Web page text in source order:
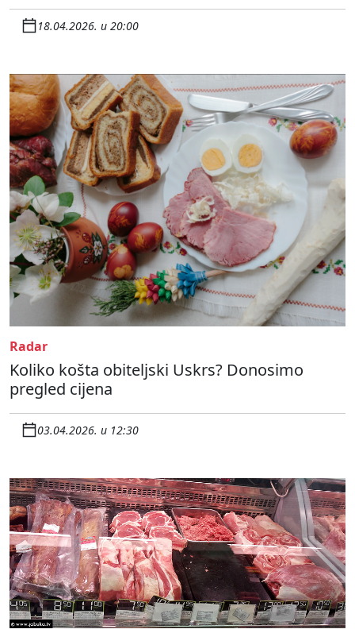
18.04.2026. u 20:00
Radar
Koliko košta obiteljski Uskrs? Donosimo
pregled cijena
03.04.2026. u 12:30